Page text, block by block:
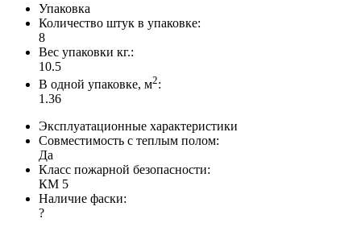
Упаковка
Количество штук в упаковке:
8
Вес упаковки кг.:
10.5
В одной упаковке, м2:
1.36
Эксплуатационные характеристики
Совместимость с теплым полом:
Да
Класс пожарной безопасности:
КМ 5
Наличие фаски:
?